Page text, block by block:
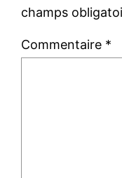
champs
Commentaire *